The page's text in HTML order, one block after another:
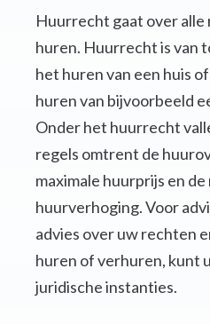
Huurrecht gaat over
huren. Huurrecht is van
het huren van een huis
huren van bijvoorbeeld
Onder het huurrecht
regels omtrent de
maximale huurprijs en de
huurverhoging. Voor
advies over uw rechten
huren of verhuren, kunt
juridische instanties.